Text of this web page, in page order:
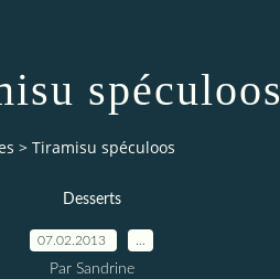
spéculoos
> Tiramisu spéculoos
Desserts
07.02.2013
Par Sandrine